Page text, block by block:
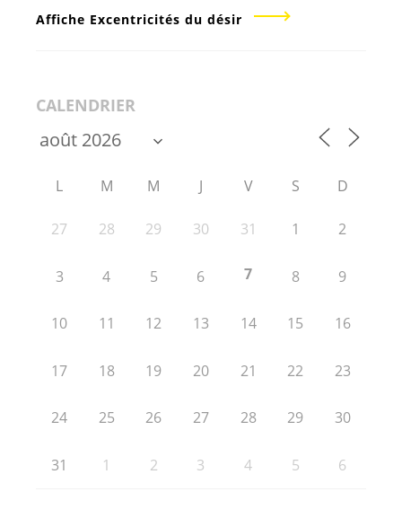
Affiche Excentricités du désir
CALENDRIER
L M M J V S D
27 28 29 30 31 1 2
3 4 5 6 7 8 9
10 11 12 13 14 15 16
17 18 19 20 21 22 23
24 25 26 27 28 29 30
31 1 2 3 4 5 6